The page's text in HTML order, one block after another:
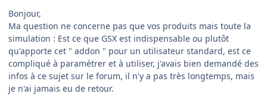
Bonjour,
Ma question ne concerne pas que vos produits mais toute la
simulation : Est ce que GSX est indispensable ou plutôt
qu'apporte cet " addon " pour un utilisateur standard, est ce
compliqué à paramétrer et à utiliser, j'avais bien demandé des
infos à ce sujet sur le forum, il n'y a pas très longtemps, mais
je n'ai jamais eu de retour.